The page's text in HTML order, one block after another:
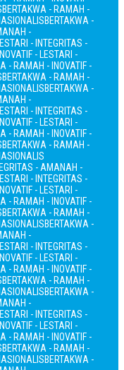
BERTAKWA - RAMAH -
BERTAKWA -
-
- INTEGRITAS -
- LESTARI -
- RAMAH - INOVATIF -
BERTAKWA - RAMAH -
BERTAKWA -
-
- INTEGRITAS -
- LESTARI -
- RAMAH - INOVATIF -
BERTAKWA - RAMAH -
- AMANAH -
- INTEGRITAS -
- LESTARI -
- RAMAH - INOVATIF -
BERTAKWA - RAMAH -
BERTAKWA -
-
- INTEGRITAS -
- LESTARI -
- RAMAH - INOVATIF -
BERTAKWA - RAMAH -
BERTAKWA -
-
- INTEGRITAS -
- LESTARI -
- RAMAH - INOVATIF -
BERTAKWA - RAMAH -
BERTAKWA -